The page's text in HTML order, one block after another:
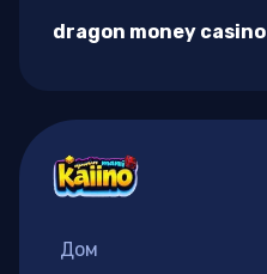
dragon money casino
Дом